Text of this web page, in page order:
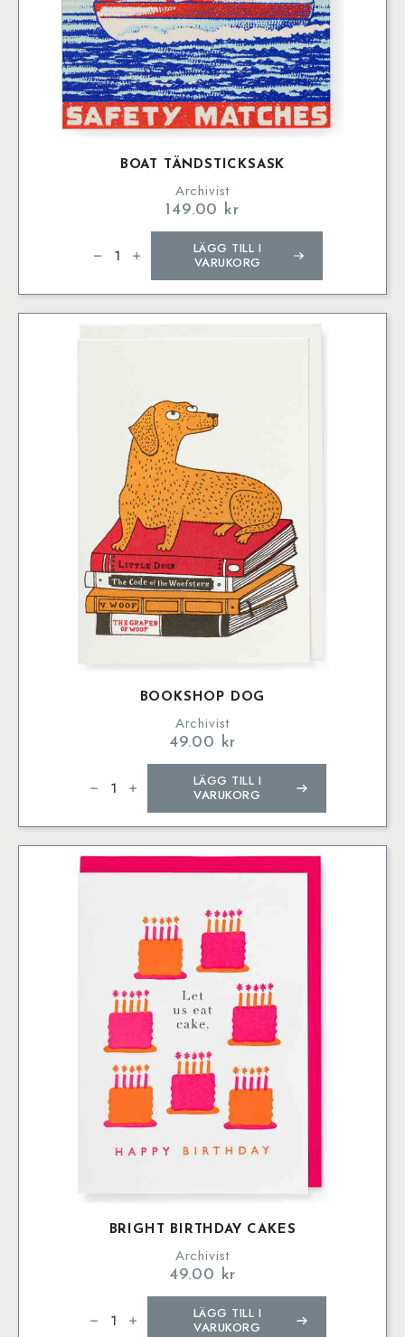
BOAT TÄNDSTICKSASK
Archivist
149.00 kr
Tändsticksask
mängd
LÄGG TILL I
VARUKORG
BOOKSHOP DOG
Archivist
49.00 kr
mängd
LÄGG TILL I
VARUKORG
BRIGHT BIRTHDAY CAKES
Archivist
49.00 kr
Birthday
Cakes
LÄGG TILL I
VARUKORG